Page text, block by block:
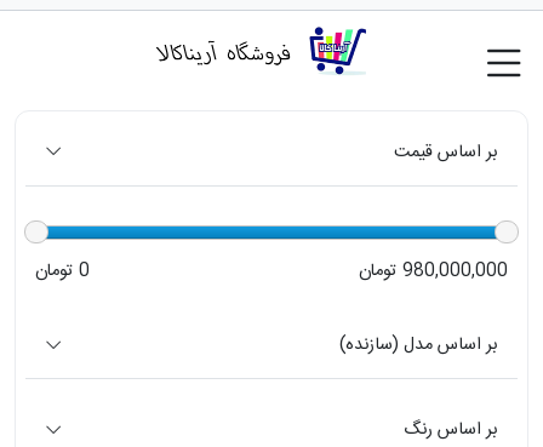
بر اساس قیمت
980,000,000 تومان 0 تومان
بر اساس مدل (سازنده)
بر اساس رنگ